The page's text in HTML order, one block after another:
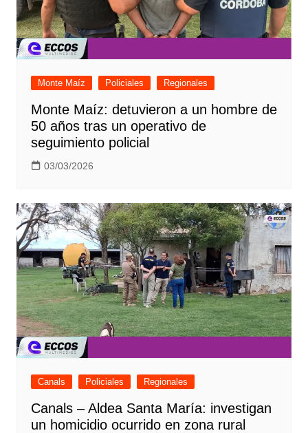
Monte Maíz Policiales Regionales
Monte Maíz: detuvieron a un hombre de
50 años tras un operativo de
seguimiento policial
03/03/2026
Canals Policiales Regionales
Canals – Aldea Santa María: investigan
un homicidio ocurrido en zona rural